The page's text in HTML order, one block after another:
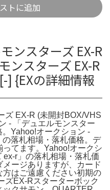
トに追加
ンスターズ EX-R
ンスターズ EX-R
] {EXの詳細情報
ズ EX-R (未開封BOX/VHS
- 「デュエルモンスター
Yahoo!オークション -
の落札相場・落札価格。デ
てます。Yahoo!オークシ
ex-r」の落札相場・落札価
ージありますが、カード
はご遠慮ください初期の
ズEX-Rスターターボック